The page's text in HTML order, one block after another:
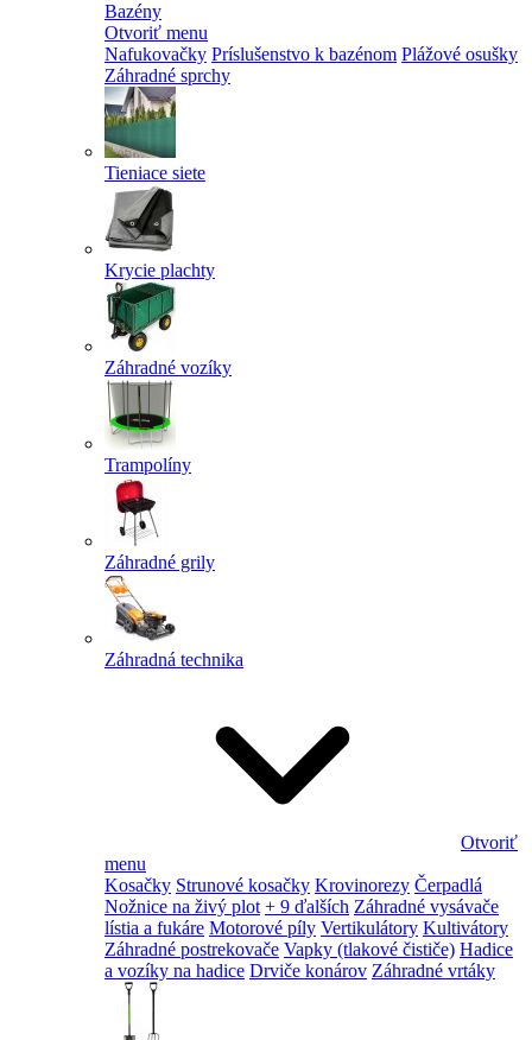
Bazény
Otvoriť menu
Nafukovačky Príslušenstvo k bazénom Plážové osušky
Záhradné sprchy
Tieniace siete
Krycie plachty
Záhradné vozíky
Trampolíny
Záhradné grily
Záhradná technika
Otvoriť
menu
Kosačky Strunové kosačky Krovinorezy Čerpadlá
Nožnice na živý plot + 9 ďalších Záhradné vysávače
lístia a fukáre Motorové píly Vertikulátory Kultivátory
Záhradné postrekovače Vapky (tlakové čističe) Hadice
a vozíky na hadice Drviče konárov Záhradné vrtáky